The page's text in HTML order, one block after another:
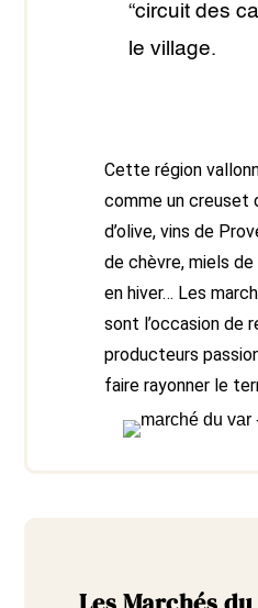
“circuit des
le village.
Cette région
comme un creuset
d’olive, vins de
de chèvre, miels
en hiver… Les
sont l’occasion de
producteurs
faire rayonner le